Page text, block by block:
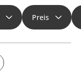
Preis